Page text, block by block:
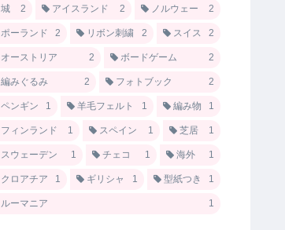
城 2 アイスランド 2 ノルウェー 2
ポーランド 2 リボン刺繍 2 スイス 2
オーストリア 2 ボードゲーム 2
編みぐるみ 2 フォトブック 2
ペンギン 1 羊毛フェルト 1 編み物 1
フィンランド 1 スペイン 1 芝居 1
スウェーデン 1 チェコ 1 海外 1
クロアチア 1 ギリシャ 1 型紙つき 1
ルーマニア 1